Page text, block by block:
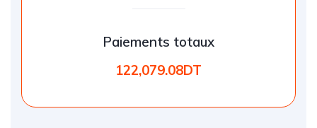
Paiements totaux
122,079.08DT